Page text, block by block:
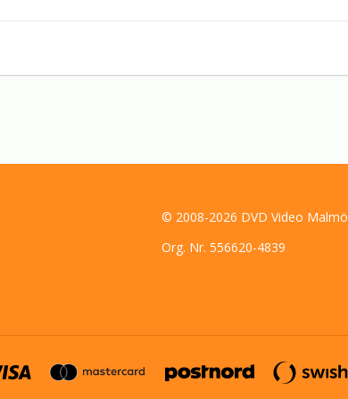
© 2008-2026 DVD Video
Org. Nr. 556620-4839